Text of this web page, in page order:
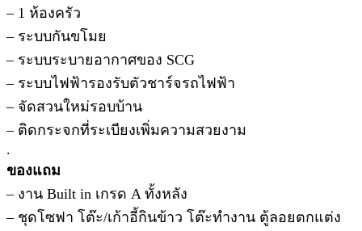
– 1 ห้องครัว
– ระบบกันขโมย
– ระบบระบายอากาศของ SCG
– ระบบไฟฟ้ารองรับตัวชาร์จรถไฟฟ้า
– จัดสวนใหม่รอบบ้าน
– ติดกระจกที่ระเบียงเพิ่มความสวยงาม
.
ของแถม
– งาน Built in เกรด A ทั้งหลัง
– ชุดโซฟา โต๊ะ/เก้าอี้กินข้าว โต๊ะทำงาน ตู้ลอยตกแต่ง